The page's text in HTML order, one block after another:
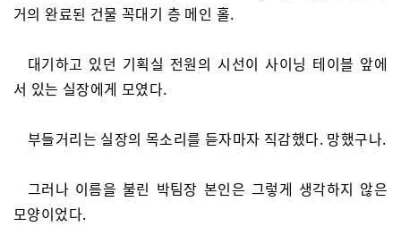
거의 완료된 건물 꼭대기 층 메인 홀.
대기하고 있던 기획실 전원의 시선이 사이닝 테이블 앞에
서 있는 실장에게 모였다.
부들거리는 실장의 목소리를 듣자마자 직감했다. 망했구나.
그러나 이름을 불린 박팀장 본인은 그렇게 생각하지 않은
모양이었다.